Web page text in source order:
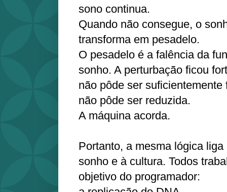
sono continua.
Quando não consegue, o
transforma em pesadelo.
O pesadelo é a falência da
sonho. A perturbação ficou
não pôde ser
não pôde ser reduzida.
A máquina acorda.
Portanto, a mesma lógica
sonho e à cultura. Todos
objetivo do programador: